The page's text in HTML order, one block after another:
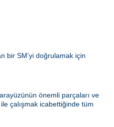
bir SM’yi doğrulamak için
önemli parçaları ve
çalışmak icabettiğinde tüm